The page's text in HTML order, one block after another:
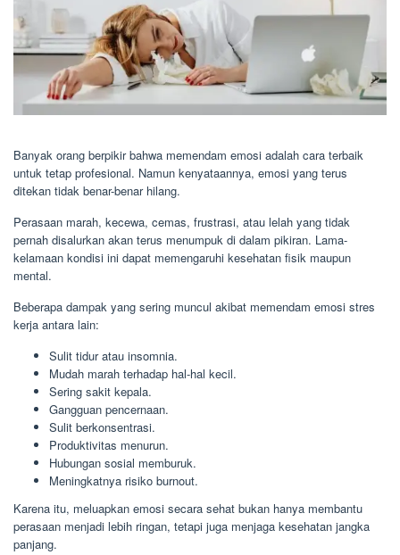
Banyak orang berpikir bahwa memendam emosi adalah cara terbaik
untuk tetap profesional. Namun kenyataannya, emosi yang terus
ditekan tidak benar-benar hilang.
Perasaan marah, kecewa, cemas, frustrasi, atau lelah yang tidak
pernah disalurkan akan terus menumpuk di dalam pikiran. Lama-
kelamaan kondisi ini dapat memengaruhi kesehatan fisik maupun
mental.
Beberapa dampak yang sering muncul akibat memendam emosi stres
kerja antara lain:
Sulit tidur atau insomnia.
Mudah marah terhadap hal-hal kecil.
Sering sakit kepala.
Gangguan pencernaan.
Sulit berkonsentrasi.
Produktivitas menurun.
Hubungan sosial memburuk.
Meningkatnya risiko burnout.
Karena itu, meluapkan emosi secara sehat bukan hanya membantu
perasaan menjadi lebih ringan, tetapi juga menjaga kesehatan jangka
panjang.